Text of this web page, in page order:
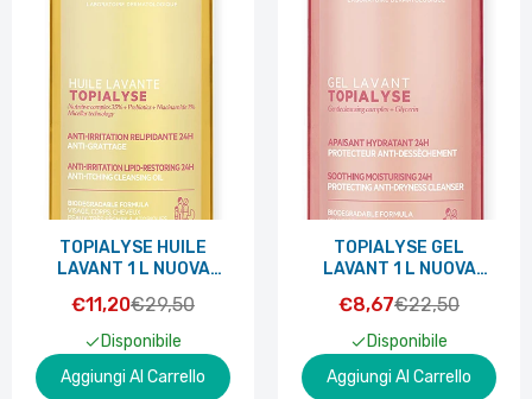
TOPIALYSE HUILE
LAVANT 1 L NUOVA
€11,20€29,50
Disponibile
Aggiungi Al Carrello
TOPIALYSE GEL
LAVANT 1 L NUOVA
€8,67€22,50
Disponibile
Aggiungi Al Carrello